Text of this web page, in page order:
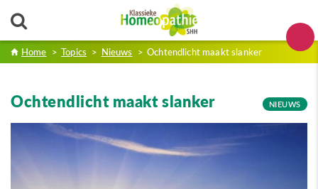
Home > Topics > Nieuws > Ochtendlicht maakt slanker
Ochtendlicht maakt slanker NIEUWS